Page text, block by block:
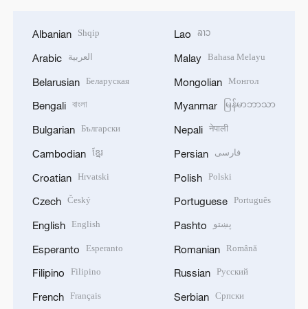
Albanian Shqip
Arabic العربية
Belarusian Беларуская
Bengali বাংলা
Bulgarian Български
Cambodian ខ្មែរ
Croatian Hrvatski
Czech Český
English English
Esperanto Esperanto
Filipino Filipino
French Français
Lao ລາວ
Malay Bahasa Melayu
Mongolian Монгол
Myanmar မြန်မာဘာသာ
Nepali नेपाली
Persian فارسی
Polish Polski
Portuguese Português
Pashto پښتو
Romanian Română
Russian Русский
Serbian Српски